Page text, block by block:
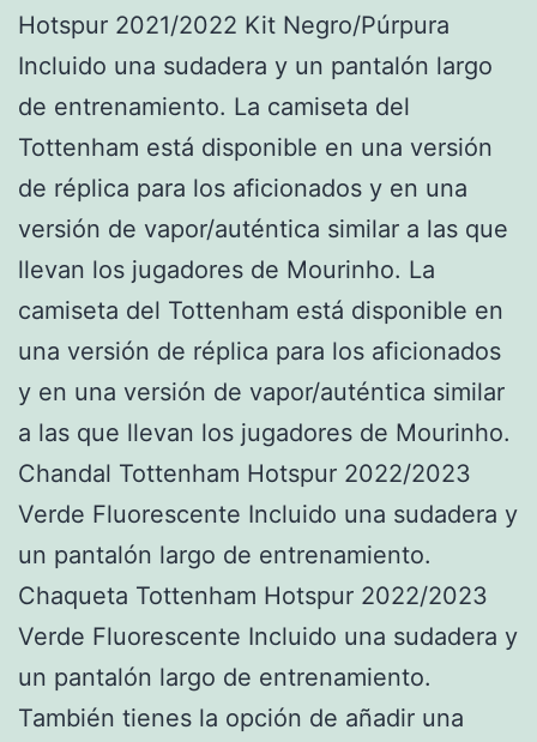
Hotspur 2021/2022 Kit Negro/Púrpura
Incluido una sudadera y un pantalón largo
de entrenamiento. La camiseta del
Tottenham está disponible en una versión
de réplica para los aficionados y en una
versión de vapor/auténtica similar a las que
llevan los jugadores de Mourinho. La
camiseta del Tottenham está disponible en
una versión de réplica para los aficionados
y en una versión de vapor/auténtica similar
a las que llevan los jugadores de Mourinho.
Chandal Tottenham Hotspur 2022/2023
Verde Fluorescente Incluido una sudadera y
un pantalón largo de entrenamiento.
Chaqueta Tottenham Hotspur 2022/2023
Verde Fluorescente Incluido una sudadera y
un pantalón largo de entrenamiento.
También tienes la opción de añadir una